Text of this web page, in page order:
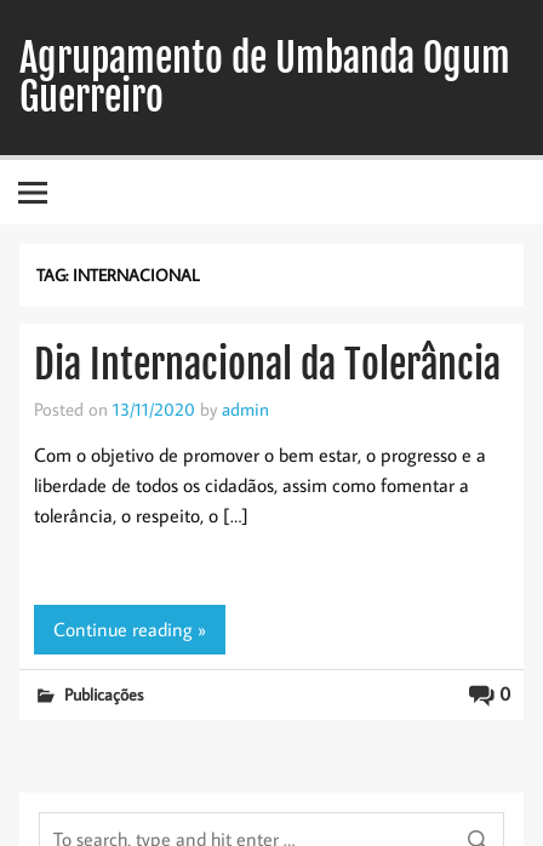
content
Agrupamento de Umbanda Ogum
Guerreiro
TAG: INTERNACIONAL
Dia Internacional da Tolerância
Posted on 13/11/2020 by admin
Com o objetivo de promover o bem estar, o progresso e a
liberdade de todos os cidadãos, assim como fomentar a
tolerância, o respeito, o […]
Continue reading »
0
Publicações